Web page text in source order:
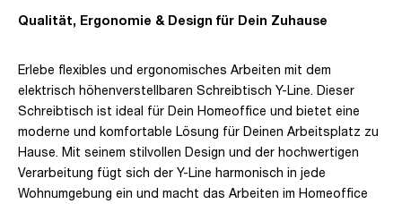
Qualität, Ergonomie & Design für Dein Zuhause
Erlebe flexibles und ergonomisches Arbeiten mit dem
elektrisch höhenverstellbaren Schreibtisch Y-Line. Dieser
Schreibtisch ist ideal für Dein Homeoffice und bietet eine
moderne und komfortable Lösung für Deinen Arbeitsplatz zu
Hause. Mit seinem stilvollen Design und der hochwertigen
Verarbeitung fügt sich der Y-Line harmonisch in jede
Wohnumgebung ein und macht das Arbeiten im Homeoffice